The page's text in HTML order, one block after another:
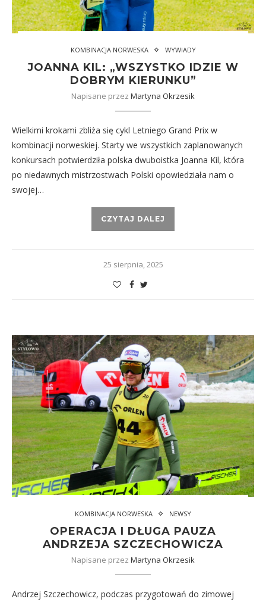
KOMBINACJA NORWESKA WYWIADY
JOANNA KIL: „WSZYSTKO IDZIE W
DOBRYM KIERUNKU”
Napisane przez Martyna Okrzesik
Wielkimi krokami zbliża się cykl Letniego Grand Prix w
kombinacji norweskiej. Starty we wszystkich zaplanowanych
konkursach potwierdziła polska dwuboistka Joanna Kil, która
po niedawnych mistrzostwach Polski opowiedziała nam o
swojej…
CZYTAJ DALEJ
25 sierpnia, 2025
KOMBINACJA NORWESKA NEWSY
OPERACJA I DŁUGA PAUZA
ANDRZEJA SZCZECHOWICZA
Napisane przez Martyna Okrzesik
Andrzej Szczechowicz, podczas przygotowań do zimowej